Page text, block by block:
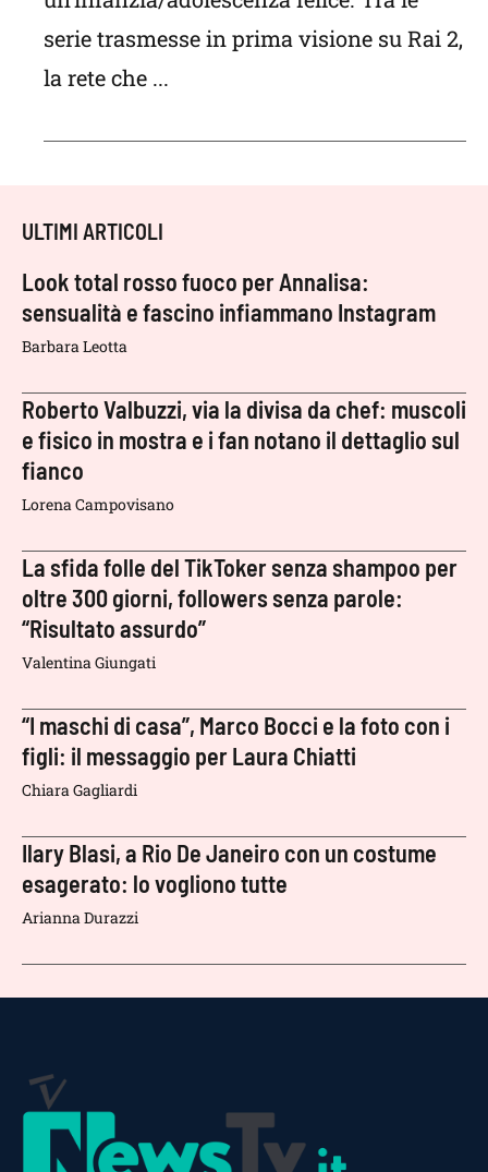
serie trasmesse in prima visione su Rai 2,
la rete che ...
ULTIMI ARTICOLI
Look total rosso fuoco per Annalisa:
sensualità e fascino infiammano Instagram
Barbara Leotta
Roberto Valbuzzi, via la divisa da chef: muscoli
e fisico in mostra e i fan notano il dettaglio sul
fianco
Lorena Campovisano
La sfida folle del TikToker senza shampoo per
oltre 300 giorni, followers senza parole:
“Risultato assurdo”
Valentina Giungati
“I maschi di casa”, Marco Bocci e la foto con i
figli: il messaggio per Laura Chiatti
Chiara Gagliardi
Ilary Blasi, a Rio De Janeiro con un costume
esagerato: lo vogliono tutte
Arianna Durazzi